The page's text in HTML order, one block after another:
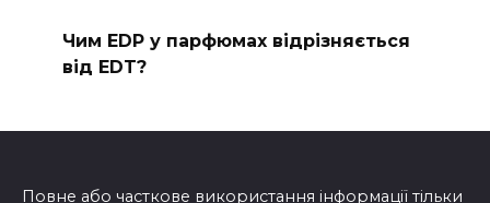
Чим EDP у парфюмах відрізняється
від EDT?
Повне або часткове використання інформації тільки